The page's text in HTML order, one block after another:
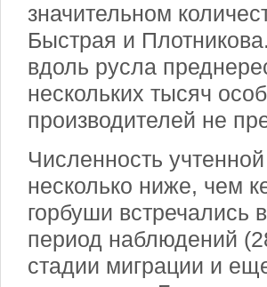
значительном
Быстрая и
вдоль русла
нескольких тысяч
производителей не
Численность
несколько ниже, чем
горбуши встречались
период наблюдений
стадии миграции и